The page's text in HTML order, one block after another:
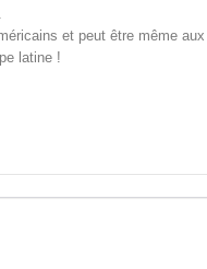
et peut être même
latine !